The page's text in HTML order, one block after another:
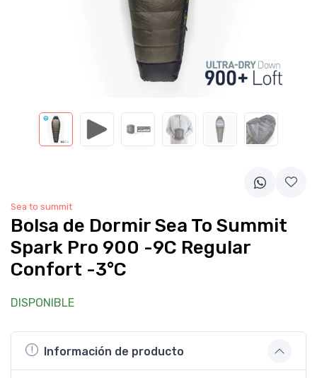
Sea to summit
Bolsa de Dormir Sea To Summit
Spark Pro 900 -9C Regular
Confort -3°C
DISPONIBLE
Información de producto